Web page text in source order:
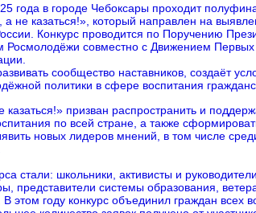
года в городе Чебоксары проходит
а не казаться!», который направлен на
Конкурс проводится по Поручению
Росмолодёжи совместно с Движением
сообщество наставников, создаёт
политики в сфере воспитания
казаться!» призван распространить и
по всей стране, а также
новых лидеров мнений, в том числе
стали: школьники, активисты и
представители системы образования,
этом году конкурс объединил граждан всех